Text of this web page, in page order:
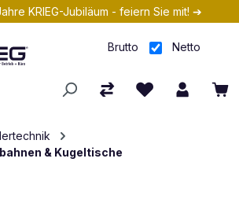
KRIEG-Jubiläum - feiern Sie mit! ➔
Brutto Netto
& Kugeltische